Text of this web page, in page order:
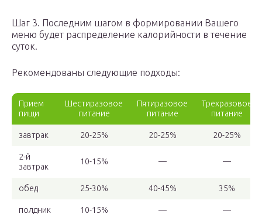
Шаг 3. Последним шагом в формировании Вашего
меню будет распределение калорийности в течение
суток.
Рекомендованы следующие подходы:
Прием
пищи
Шестиразовое
питание
Пятиразовое
питание
Трехразовое
питание
завтрак 20-25% 20-25% 20-25%
2-й
завтрак
10-15% — —
обед 25-30% 40-45% 35%
полдник 10-15% — —